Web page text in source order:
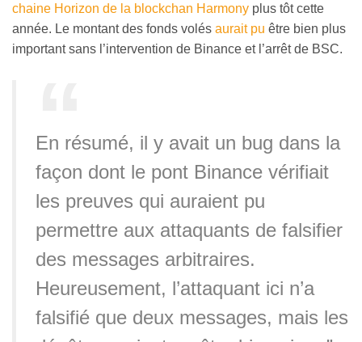
chaine Horizon de la blockchan Harmony plus tôt cette
année. Le montant des fonds volés aurait pu être bien plus
important sans l’intervention de Binance et l’arrêt de BSC.
En résumé, il y avait un bug dans la
façon dont le pont Binance vérifiait
les preuves qui auraient pu
permettre aux attaquants de falsifier
des messages arbitraires.
Heureusement, l’attaquant ici n’a
falsifié que deux messages, mais les